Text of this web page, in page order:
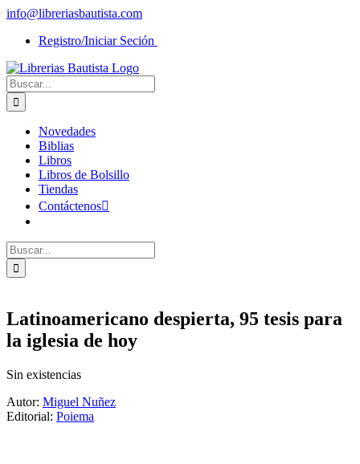
Saltar
contenido
info@libreriasbautista.com
Registro/Iniciar Seción
Buscar:
Novedades
Biblias
Libros
Libros de Bolsillo
Tiendas
Contáctenos
Buscar:
Latinoamericano despierta, 95 tesis para
la iglesia de hoy
Sin existencias
Autor: Miguel Nuñez
Editorial: Poiema